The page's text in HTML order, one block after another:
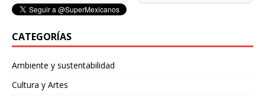
CATEGORÍAS
Ambiente y sustentabilidad
Cultura y Artes